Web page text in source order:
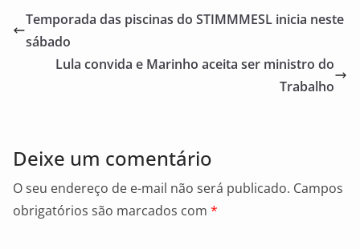
e
b
o
l e
Temporada das piscinas do STIMMMESL inicia neste
sábado
Lula convida e Marinho aceita ser ministro do
Trabalho
Deixe um comentário
O seu endereço de e-mail não será publicado. Campos
obrigatórios são marcados com *